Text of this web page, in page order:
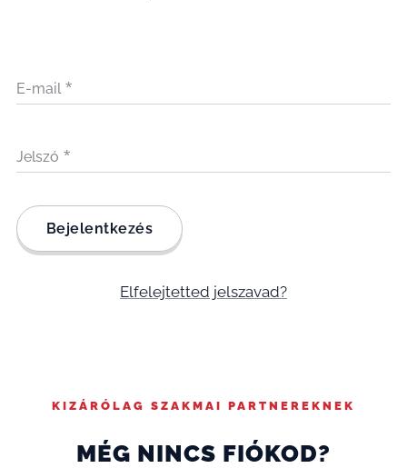
E-mail
Jelszó
Bejelentkezés
Elfelejtetted jelszavad?
KIZÁRÓLAG SZAKMAI PARTNEREKNEK
MÉG NINCS FIÓKOD?